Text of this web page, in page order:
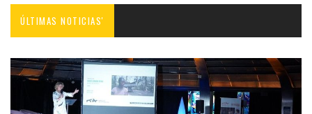
ÚLTIMAS NOTICIAS'